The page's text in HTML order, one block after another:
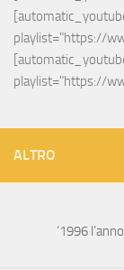
playlist="https://
playlist="https://
ALTRO
‘1996